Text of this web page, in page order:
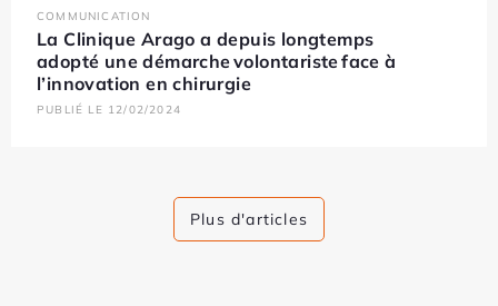
COMMUNICATION
La Clinique Arago a depuis longtemps
adopté une démarche volontariste face à
l’innovation en chirurgie
PUBLIÉ LE 12/02/2024
Plus d'articles